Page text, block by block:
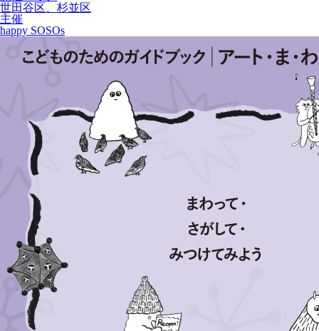
世田谷区、杉並区
主催
happy SOSOs